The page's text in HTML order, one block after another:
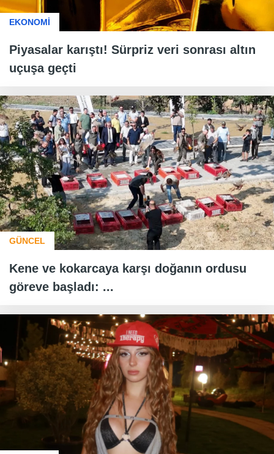
EKONOMİ
Piyasalar karıştı! Sürpriz veri sonrası altın
uçuşa geçti
GÜNCEL
Kene ve kokarcaya karşı doğanın ordusu
göreve başladı: ...